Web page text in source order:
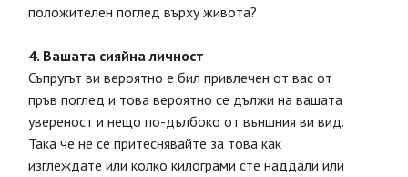
положителен поглед върху живота?
4. Вашата сияйна личност
Съпругът ви вероятно е бил привлечен от вас от
пръв поглед и това вероятно се дължи на вашата
увереност и нещо по-дълбоко от външния ви вид.
Така че не се притеснявайте за това как
изглеждате или колко килограми сте наддали или